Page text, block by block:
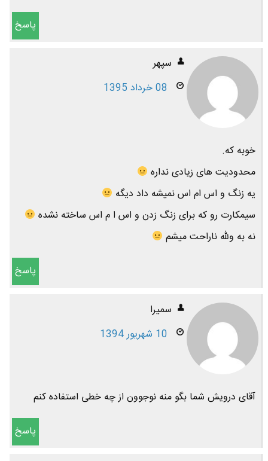
پاسخ
سپهر
08 خرداد 1395
خوبه که.
محدودیت های زیادی نداره
یه زنگ و اس ام اس نمیشه داد دیگه
سیمکارت رو که برای زنگ زدن و اس ا م اس ساخته نشده
نه به ولله ناراحت میشم
پاسخ
سمیرا
10 شهریور 1394
آقای درویش شما بگو منه نوجوون از چه خطی استفاده کنم
پاسخ